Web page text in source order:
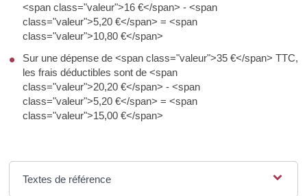
<span class="valeur">16 €</span> - <span
class="valeur">5,20 €</span> = <span
class="valeur">10,80 €</span>
Sur une dépense de <span class="valeur">35 €</span> TTC,
les frais déductibles sont de <span
class="valeur">20,20 €</span> - <span
class="valeur">5,20 €</span> = <span
class="valeur">15,00 €</span>
Textes de référence